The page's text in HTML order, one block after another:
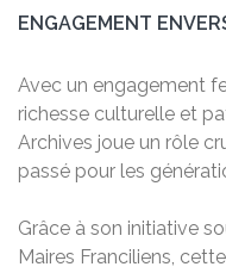
ENGAGEMENT
Avec un engagement
richesse culturelle et
Archives joue un rôle
passé pour les
Grâce à son initiative
Maires Franciliens,